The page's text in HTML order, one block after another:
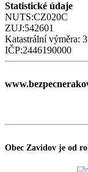
Statistické údaje
NUTS:CZ020C
ZUJ:542601
Katastrální výměra:
IČP:2446190000
Obec Zavidov je od